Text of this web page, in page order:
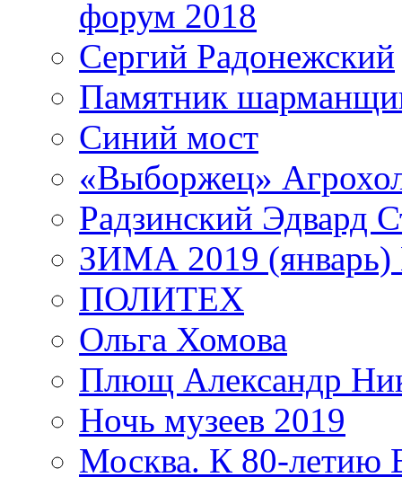
форум 2018
Сергий Радонежский
Памятник
Синий мост
«Выборжец»
Радзинский Эдвард
ЗИМА 2019 (январь)
ПОЛИТЕХ
Ольга Хомова
Плющ Александр
Ночь музеев 2019
Москва. К 80-